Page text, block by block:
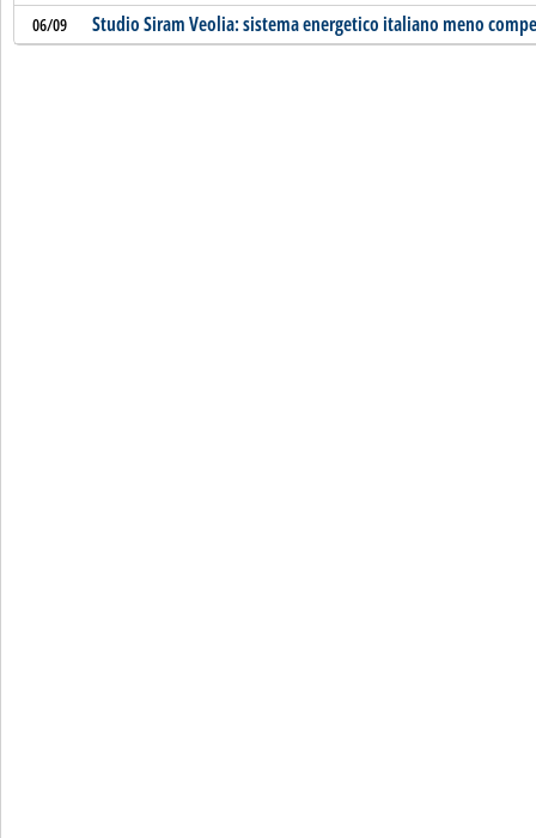
06/09 Studio Siram Veolia: sistema energetico italiano meno